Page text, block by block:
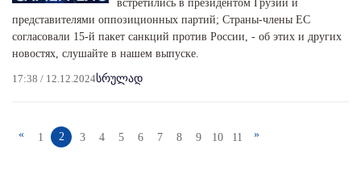
встретились в президентом Грузии и
представителями оппозиционных партий; Страны-члены ЕС
согласовали 15-й пакет санкций против России, - об этих и других
новостях, слушайте в нашем выпуске.
17:38 / 12.12.2024სრულად
« 1 2 3 4 5 6 7 8 9 10 11 »